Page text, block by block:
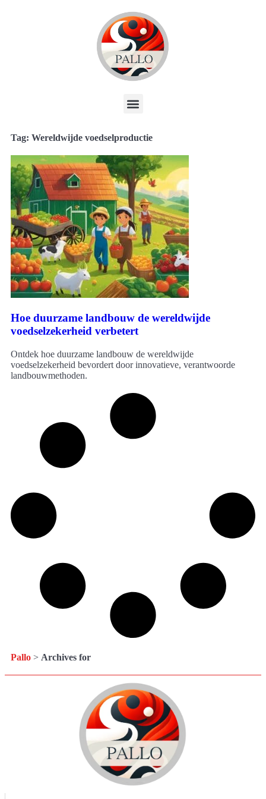
Tag: Wereldwijde voedselproductie
Hoe duurzame landbouw de wereldwijde
voedselzekerheid verbetert
Ontdek hoe duurzame landbouw de wereldwijde
voedselzekerheid bevordert door innovatieve, verantwoorde
landbouwmethoden.
Pallo > Archives for